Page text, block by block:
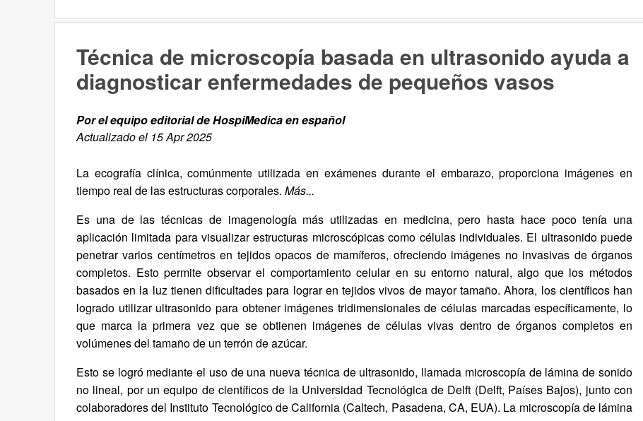
Técnica de microscopía basada en ultrasonido ayuda a
diagnosticar enfermedades de pequeños vasos
Por el equipo editorial de HospiMedica en español
Actualizado el 15 Apr 2025
La ecografía clínica, comúnmente utilizada en exámenes durante el embarazo, proporciona imágenes en
tiempo real de las estructuras corporales. Más...
Es una de las técnicas de imagenología más utilizadas en medicina, pero hasta hace poco tenía una
aplicación limitada para visualizar estructuras microscópicas como células individuales. El ultrasonido puede
penetrar varios centímetros en tejidos opacos de mamíferos, ofreciendo imágenes no invasivas de órganos
completos. Esto permite observar el comportamiento celular en su entorno natural, algo que los métodos
basados en la luz tienen dificultades para lograr en tejidos vivos de mayor tamaño. Ahora, los científicos han
logrado utilizar ultrasonido para obtener imágenes tridimensionales de células marcadas específicamente, lo
que marca la primera vez que se obtienen imágenes de células vivas dentro de órganos completos en
volúmenes del tamaño de un terrón de azúcar.
Esto se logró mediante el uso de una nueva técnica de ultrasonido, llamada microscopía de lámina de sonido
no lineal, por un equipo de científicos de la Universidad Tecnológica de Delft (Delft, Países Bajos), junto con
colaboradores del Instituto Tecnológico de California (Caltech, Pasadena, CA, EUA). La microscopía de lámina